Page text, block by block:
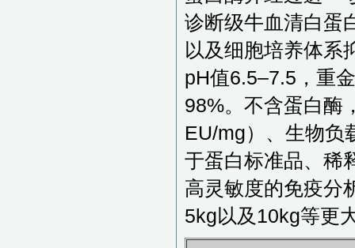
诊断级牛血清白蛋
以及细胞培养体系
pH值6.5–7.5，重
98%。不含蛋白酶
EU/mg）、生物负
于蛋白标准品、稀
高灵敏度的免疫分
5kg以及10kg等更